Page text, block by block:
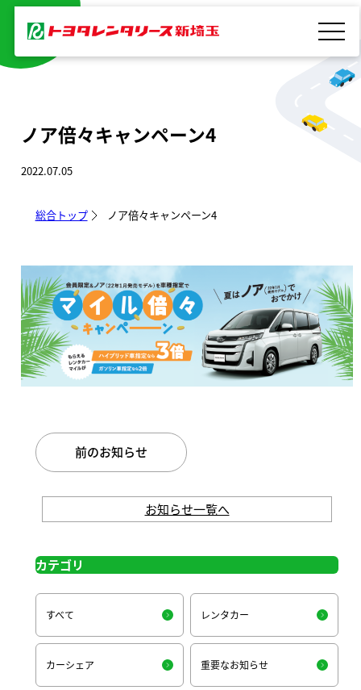
を
ノア倍々キャンペーン4
2022.07.05
総合トップ ノア倍々キャンペーン4
前のお知らせ
お知らせ一覧へ
カテゴリ
すべて レンタカー
カーシェア 重要なお知らせ